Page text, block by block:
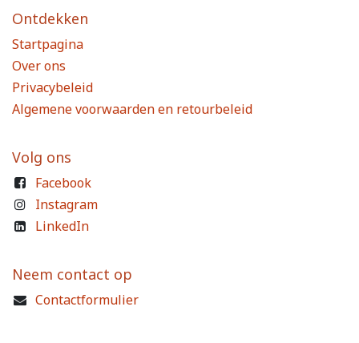
Ontdekken
Startpagina
Over ons
Privacybeleid
Algemene voorwaarden en retourbeleid
Volg ons
Facebook
Instagram
LinkedIn
Neem contact op
Contactformulier